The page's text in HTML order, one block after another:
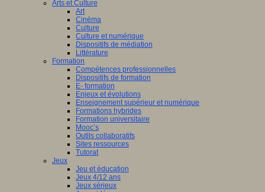
Arts et Culture
Art
Cinéma
Culture
Culture et numérique
Dispositifs de médiation
Littérature
Formation
Compétences professionnelles
Dispositifs de formation
E- formation
Enjeux et évolutions
Enseignement supérieur et numérique
Formations hybrides
Formation universitaire
Mooc’s
Outils collaboratifs
Sites ressources
Tutorat
Jeux
Jeu et éducation
Jeux 4/12 ans
Jeux sérieux